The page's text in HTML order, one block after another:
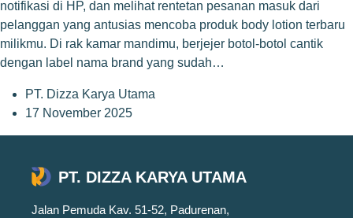
notifikasi di HP, dan melihat rentetan pesanan masuk dari
pelanggan yang antusias mencoba produk body lotion terbaru
milikmu. Di rak kamar mandimu, berjejer botol-botol cantik
dengan label nama brand yang sudah…
PT. Dizza Karya Utama
17 November 2025
PT. DIZZA KARYA UTAMA
Jalan Pemuda Kav. 51-52, Padurenan,